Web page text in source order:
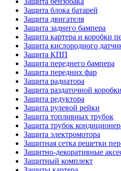
Защита блока батарей
Защита двигателя
Защита заднего бампера
Защита картера и коробки
Защита кислородного
Защита КПП
Защита переднего бампера
Защита передних фар
Защита радиатора
Защита раздаточной коробки
Защита редуктора
Защита рулевой рейки
Защита топливных трубок
Защита трубок
Защита электромотора
Защитная сетка решетки
Защитно-декоративные
Защитный комплект